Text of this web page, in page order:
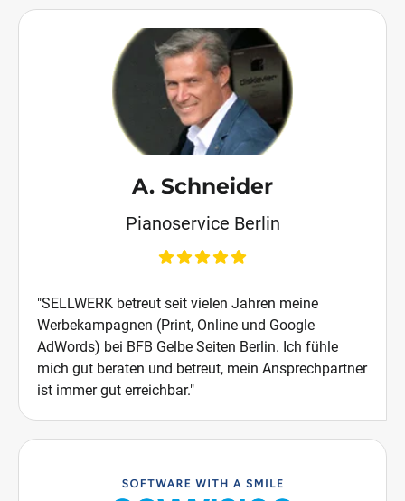
A. Schneider
Pianoservice Berlin
"SELLWERK betreut seit vielen Jahren meine
Werbekampagnen (Print, Online und Google
AdWords) bei BFB Gelbe Seiten Berlin. Ich fühle
mich gut beraten und betreut, mein Ansprechpartner
ist immer gut erreichbar."